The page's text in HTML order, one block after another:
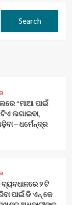
“ମାଆ ପାଇଁ
ଲଗାଇବା,
– ଧର୍ମେନ୍ଦ୍ର
୨ ଟି
ପାଇଁ ଡି ଏନ୍ କେ